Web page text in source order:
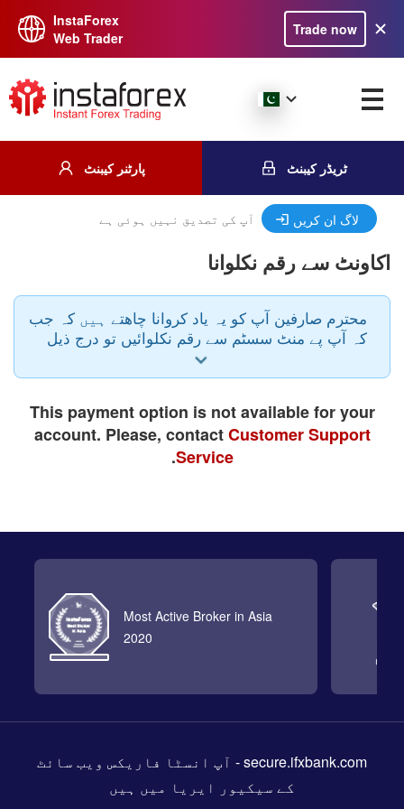
InstaForex
Web Trader
Trade now
پارٹنر کیبنٹ ٹریڈر کیبنٹ
آپ کی تصدیق نہیں ہوئی ہے لاگ ان کریں
اکاونٹ سے رقم نکلوانا
محترم صارفین آپ کو یہ یاد کروانا چاھتے ہیں کہ جب
کہ آپ پے منٹ سسٹم سے رقم نکلوائیں تو درج ذیل
قوانین کو مد نظر رکھیں - پے منٹ سسٹم اور کرنسی
رقم جمع کرواتے وقت اور رقم نکلوالتے وقت ایک سی
This payment option is not available for your
account. Please, contactCustomer Support
Service
.
Most Active Broker in Asia
2020
secure.ifxbank.com- آپ انسٹا فاریکس ویب سائٹ
کے سیکیور ایریا میں ہیں